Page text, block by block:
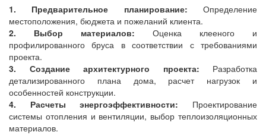
1. Предварительное планирование: Определение
местоположения, бюджета и пожеланий клиента.
2. Выбор материалов: Оценка клееного и
профилированного бруса в соответствии с требованиями
проекта.
3. Создание архитектурного проекта: Разработка
детализированного плана дома, расчет нагрузок и
особенностей конструкции.
4. Расчеты энергоэффективности: Проектирование
системы отопления и вентиляции, выбор теплоизоляционных
материалов.